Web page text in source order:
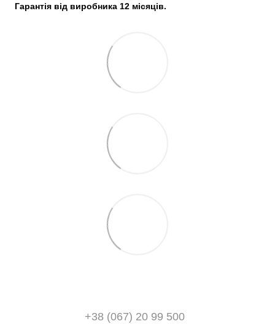
Гарантія від виробника 12 місяців.
+38 (067) 20 99 500